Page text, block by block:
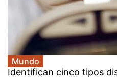
Mundo
Identifican cinco tipos